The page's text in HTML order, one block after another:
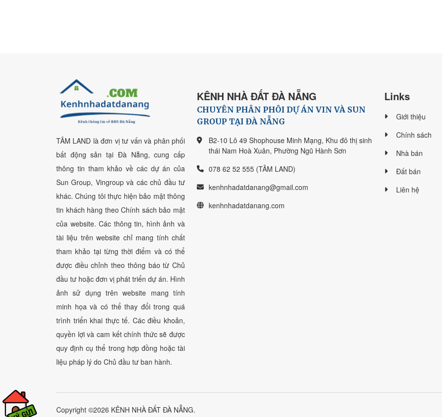
TÂM LAND là đơn vị tư vấn và phân phối
bất động sản tại Đà Nẵng, cung cấp
thông tin tham khảo về các dự án của
Sun Group, Vingroup và các chủ đầu tư
khác. Chúng tôi thực hiện bảo mật thông
tin khách hàng theo Chính sách bảo mật
của website. Các thông tin, hình ảnh và
tài liệu trên website chỉ mang tính chất
tham khảo tại từng thời điểm và có thể
được điều chỉnh theo thông báo từ Chủ
đầu tư hoặc đơn vị phát triển dự án. Hình
ảnh sử dụng trên website mang tính
minh họa và có thể thay đổi trong quá
trình triển khai thực tế. Các điều khoản,
quyền lợi và cam kết chính thức sẽ được
quy định cụ thể trong hợp đồng hoặc tài
liệu pháp lý do Chủ đầu tư ban hành.
KÊNH NHÀ ĐẤT ĐÀ NẴNG
CHUYÊN PHÂN PHÔI DỰ ÁN VIN VÀ SUN
GROUP TẠI ĐÀ NẴNG
B2-10 Lô 49 Shophouse Minh Mạng, Khu đô thị sinh
thái Nam Hoà Xuân, Phường Ngũ Hành Sơn
078 62 52 555 (TÂM LAND)
kenhnhadatdanang@gmail.com
kenhnhadatdanang.com
Links
Giới thiệu
Chính sách
Nhà bán
Đất bán
Liên hệ
Copyright ©2026 KÊNH NHÀ ĐẤT ĐÀ NẴNG.